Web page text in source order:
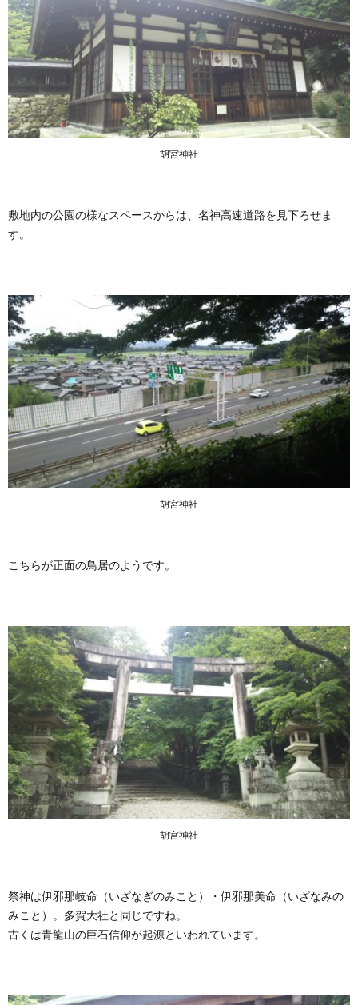
胡宮神社
敷地内の公園の様なスペースからは、名神高速道路を見下ろせま
す。
胡宮神社
こちらが正面の鳥居のようです。
胡宮神社
祭神は伊邪那岐命（いざなぎのみこと）・伊邪那美命（いざなみの
みこと）。多賀大社と同じですね。
古くは青龍山の巨石信仰が起源といわれています。